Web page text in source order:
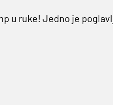
u ruke! Jedno je